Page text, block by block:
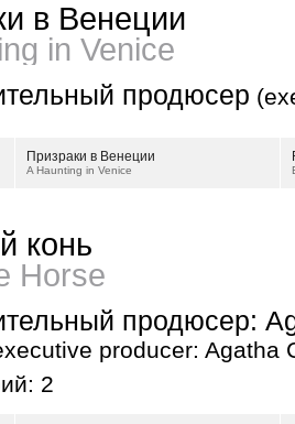
в Венеции
in Venice
продюсер
Призраки в Венеции
A Haunting in Venice
конь
Horse
продюсер:
producer: Agatha
2